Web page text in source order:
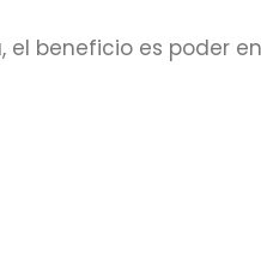
beneficio es poder